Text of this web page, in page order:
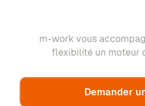
m-work vous
flexibilité un moteur
Demander